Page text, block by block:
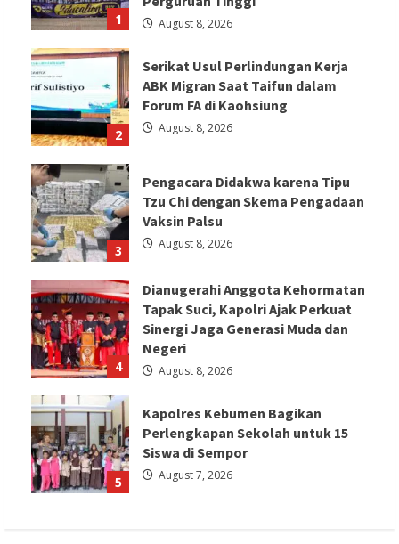
1 August 8, 2026
2
Serikat Usul Perlindungan Kerja
ABK Migran Saat Taifun dalam
Forum FA di Kaohsiung
August 8, 2026
3
Pengacara Didakwa karena Tipu
Tzu Chi dengan Skema Pengadaan
Vaksin Palsu
August 8, 2026
4
Dianugerahi Anggota Kehormatan
Tapak Suci, Kapolri Ajak Perkuat
Sinergi Jaga Generasi Muda dan
Negeri
August 8, 2026
5
Kapolres Kebumen Bagikan
Perlengkapan Sekolah untuk 15
Siswa di Sempor
August 7, 2026